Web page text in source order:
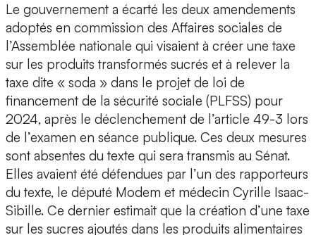
Le gouvernement a écarté les deux amendements
adoptés en commission des Affaires sociales de
l’Assemblée nationale qui visaient à créer une taxe
sur les produits transformés sucrés et à relever la
taxe dite « soda » dans le projet de loi de
financement de la sécurité sociale (PLFSS) pour
2024, après le déclenchement de l’article 49-3 lors
de l’examen en séance publique. Ces deux mesures
sont absentes du texte qui sera transmis au Sénat.
Elles avaient été défendues par l’un des rapporteurs
du texte, le député Modem et médecin Cyrille Isaac-
Sibille. Ce dernier estimait que la création d’une taxe
sur les sucres ajoutés dans les produits alimentaires